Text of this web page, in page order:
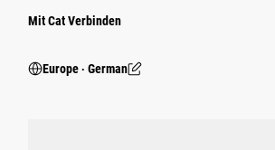
Mit Cat Verbinden
Europe ‧ German